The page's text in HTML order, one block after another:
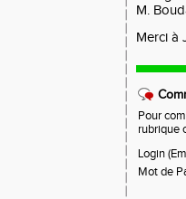
M.
Merci à
Pour
rubrique
Login
Mot de